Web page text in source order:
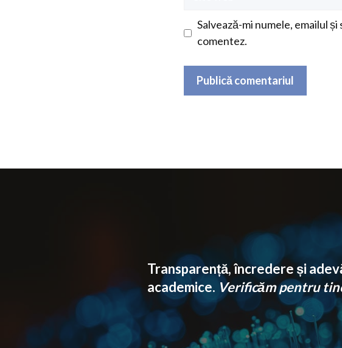
Salvează-mi numele, emailul
comentez.
Transparență, încredere și
academice. Verificăm pentru